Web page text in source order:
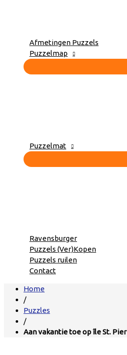
Afmetingen Puzzels
Puzzelmap
Puzzelmat
Ravensburger
Puzzels (Ver)Kopen
Puzzels ruilen
Contact
Home
/
Puzzles
/
Aan vakantie toe op île St. Pier